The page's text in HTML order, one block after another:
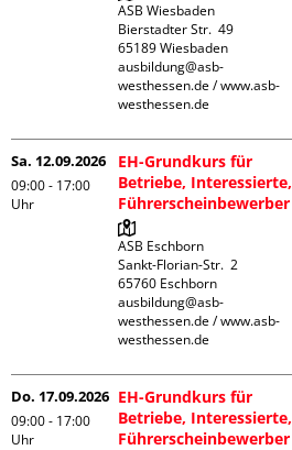
ASB Wiesbaden
Bierstadter Str.  49
65189 Wiesbaden
ausbildung@asb-
westhessen.de / www.asb-
westhessen.de
Sa. 12.09.2026
09:00 - 17:00
Uhr
EH-Grundkurs für
Betriebe, Interessierte,
Führerscheinbewerber
ASB Eschborn
Sankt-Florian-Str.  2
65760 Eschborn
ausbildung@asb-
westhessen.de / www.asb-
westhessen.de
Do. 17.09.2026
09:00 - 17:00
Uhr
EH-Grundkurs für
Betriebe, Interessierte,
Führerscheinbewerber